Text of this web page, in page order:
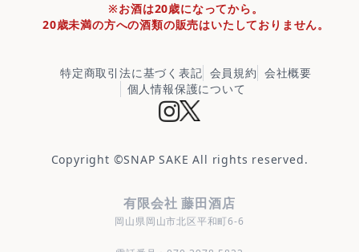
※お酒は20歳になってから。
20歳未満の方への酒類の販売はいたしておりません。
特定商取引法に基づく表記 会員規約 会社概要
個人情報保護について
Copyright ©SNAP SAKE All rights reserved.
有限会社 藤田酒店
岡山県岡山市北区平和町6-6